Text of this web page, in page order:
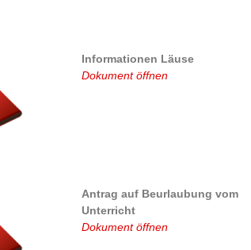
Informationen Läuse
Dokument öffnen
Antrag auf Beurlaubung vom
Unterricht
Dokument öffnen